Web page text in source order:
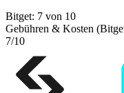
Bitget: 7 von 10
Gebühren & Kosten
7/10